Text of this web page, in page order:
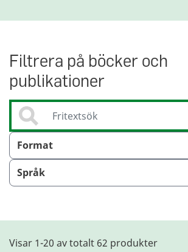
Filtrera på böcker och
publikationer
Sök
Format
Språk
Visar 1-20 av totalt 62 produkter